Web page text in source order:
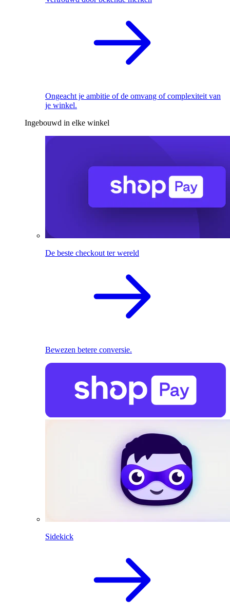
Ongeacht je ambitie of de omvang of complexiteit van
je winkel.
Ingebouwd in elke winkel
De beste checkout ter wereld
Bewezen betere conversie.
Sidekick